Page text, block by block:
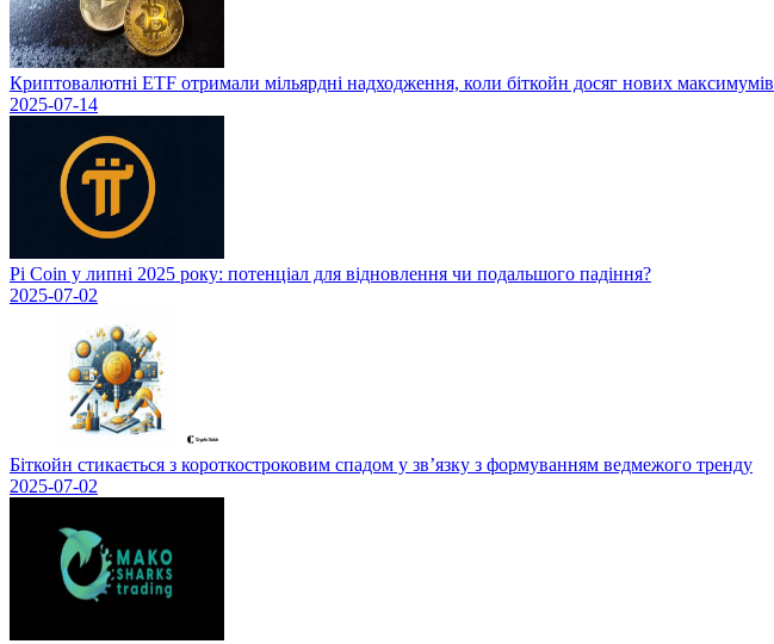
Криптовалютні ETF отримали мільярдні надходження, коли біткойн досяг нових максимумів
2025-07-14
Pi Coin у липні 2025 року: потенціал для відновлення чи подальшого падіння?
2025-07-02
Біткойн стикається з короткостроковим спадом у зв’язку з формуванням ведмежого тренду
2025-07-02